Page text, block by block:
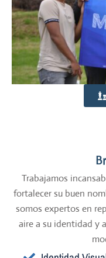
Trabajamos
fortalecer su buen
somos expertos en
aire a su identidad y